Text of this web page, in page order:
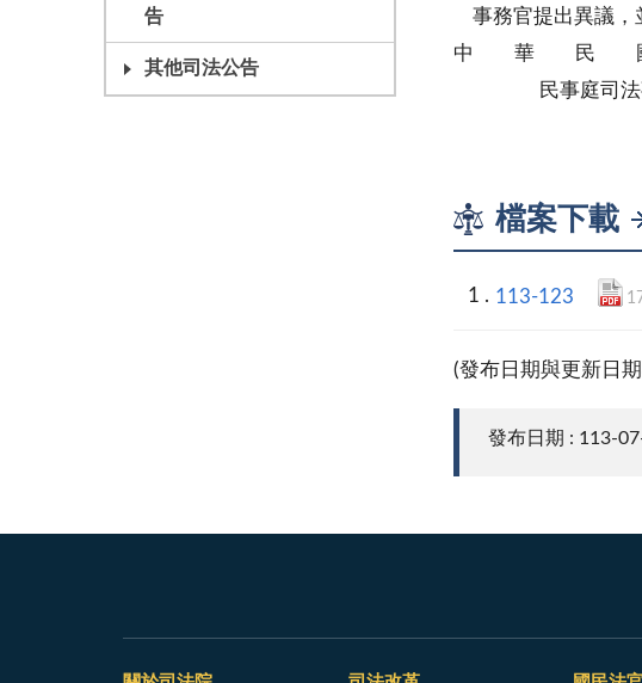
告
其他司法公告
事務官提出異議，
中 華 民
民事庭司法事
檔案下載
113-123
(發布日期與更新日
發布日期 : 113-